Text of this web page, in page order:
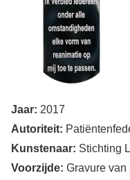
Jaar: 2017
Autoriteit:
Kunstenaar: Stichting
Voorzijde: Gravure van